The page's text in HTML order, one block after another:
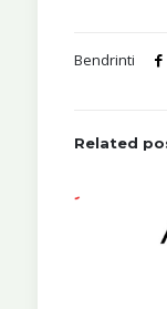
Bendrinti
Related